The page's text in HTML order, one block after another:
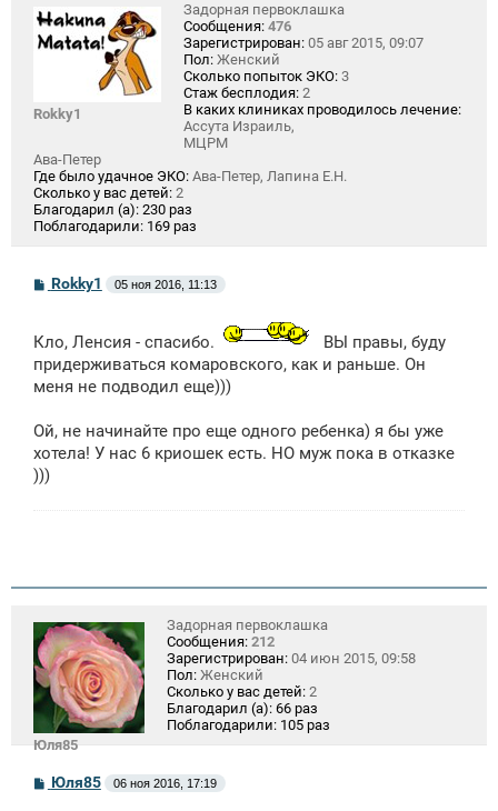
Rokky1
Задорная первоклашка
Сообщения: 476
Зарегистрирован: 05 авг 2015, 09:07
Пол: Женский
Сколько попыток ЭКО: 3
Стаж бесплодия: 2
В каких клиниках проводилось лечение:
Ассута Израиль,
МЦРМ
Ава-Петер
Где было удачное ЭКО: Ава-Петер, Лапина Е.Н.
Сколько у вас детей: 2
Благодарил (а): 230 раз
Поблагодарили: 169 раз
С
щ
е
н
и
Rokky1 05 ноя 2016, 11:13
Кло, Ленсия - спасибо.
ВЫ правы, буду
придерживаться комаровского, как и раньше. Он
меня не подводил еще)))
Ой, не начинайте про еще одного ребенка) я бы уже
хотела! У нас 6 криошек есть. НО муж пока в отказке
)))
Юля85
Задорная первоклашка
Сообщения: 212
Зарегистрирован: 04 июн 2015, 09:58
Пол: Женский
Сколько у вас детей: 2
Благодарил (а): 66 раз
Поблагодарили: 105 раз
С
о
Юля85 06 ноя 2016, 17:19